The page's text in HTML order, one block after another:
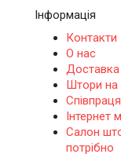
Інформація
Контакти
О нас
Доставка
Штори на
Співпраця
Інтернет
Салон
потрібно